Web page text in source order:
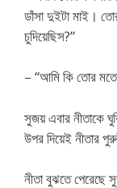
ডাঁসা দুইটা মাই।
চুদিয়েছিস?”
– “আমি কি তোর
সুজয় এবার নীতাকে
উপর দিয়েই নীতার
নীতা বুঝতে